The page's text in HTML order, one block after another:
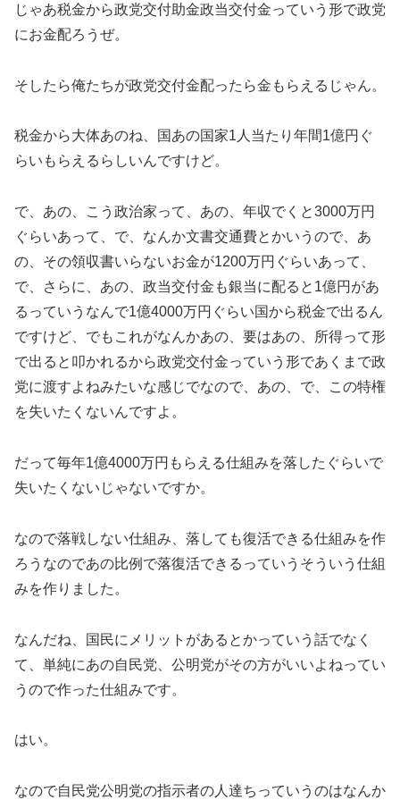
じゃあ税金から政党交付助金政当交付金っていう形で政党
にお金配ろうぜ。
そしたら俺たちが政党交付金配ったら金もらえるじゃん。
税金から大体あのね、国あの国家1人当たり年間1億円ぐ
らいもらえるらしいんですけど。
で、あの、こう政治家って、あの、年収でくと3000万円
ぐらいあって、で、なんか文書交通費とかいうので、あ
の、その領収書いらないお金が1200万円ぐらいあって、
で、さらに、あの、政当交付金も銀当に配ると1億円があ
るっていうなんで1億4000万円ぐらい国から税金で出るん
ですけど、でもこれがなんかあの、要はあの、所得って形
で出ると叩かれるから政党交付金っていう形であくまで政
党に渡すよねみたいな感じでなので、あの、で、この特権
を失いたくないんですよ。
だって毎年1億4000万円もらえる仕組みを落したぐらいで
失いたくないじゃないですか。
なので落戦しない仕組み、落しても復活できる仕組みを作
ろうなのであの比例で落復活できるっていうそういう仕組
みを作りました。
なんだね、国民にメリットがあるとかっていう話でなく
て、単純にあの自民党、公明党がその方がいいよねってい
うので作った仕組みです。
はい。
なので自民党公明党の指示者の人達ちっていうのはなんか